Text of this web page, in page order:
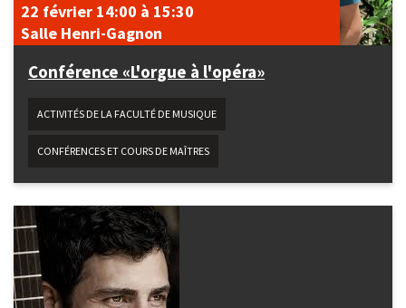
Conférence «L'orgue à l'opéra»
22 février 14:00 à 15:30
Salle Henri-Gagnon
ACTIVITÉS DE LA FACULTÉ DE MUSIQUE
CONFÉRENCES ET COURS DE MAÎTRES